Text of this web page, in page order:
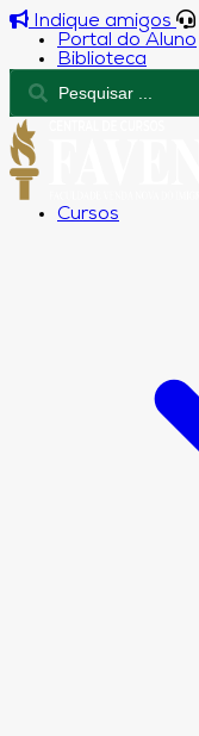
Indique amigos
Portal do Aluno
Biblioteca
Cursos